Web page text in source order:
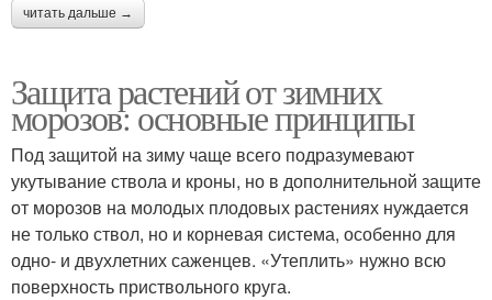
читать дальше →
Защита растений от зимних
морозов: основные принципы
Под защитой на зиму чаще всего подразумевают
укутывание ствола и кроны, но в дополнительной защите
от морозов на молодых плодовых растениях нуждается
не только ствол, но и корневая система, особенно для
одно- и двухлетних саженцев. «Утеплить» нужно всю
поверхность приствольного круга.